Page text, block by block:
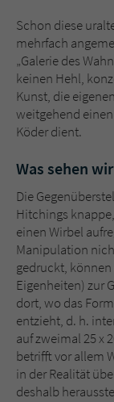
Schon diese
mehrfach
„Galerie des
keinen Hehl,
Kunst, die
weitgehend
Köder dient.
Was sehen
Die
Hitchings
einen Wirbel
Manipulation
gedruckt,
Eigenheiten) zur
dort, wo das
entzieht, d. h.
auf zweimal 25 x
betrifft vor allem
in der Realität
deshalb